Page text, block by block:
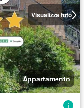
Visualizza foto
Appartamento